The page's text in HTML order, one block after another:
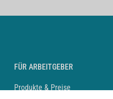
FÜR ARBEITGEBER
Produkte & Preise